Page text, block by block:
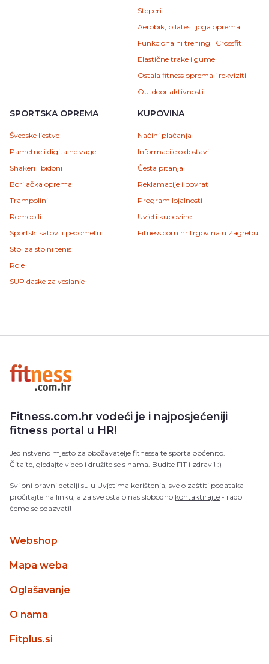
Steperi
Aerobik, pilates i joga oprema
Funkcionalni trening i Crossfit
Elastične trake i gume
Ostala fitness oprema i rekviziti
Outdoor aktivnosti
SPORTSKA OPREMA
Švedske ljestve
Pametne i digitalne vage
Shakeri i bidoni
Borilačka oprema
Trampolini
Romobili
Sportski satovi i pedometri
Stol za stolni tenis
Role
SUP daske za veslanje
KUPOVINA
Načini plaćanja
Informacije o dostavi
Česta pitanja
Reklamacije i povrat
Program lojalnosti
Uvjeti kupovine
Fitness.com.hr trgovina u Zagrebu
Fitness.com.hr vodeći je i najposjećeniji
fitness portal u HR!
Jedinstveno mjesto za obožavatelje fitnessa te sporta općenito.
Čitajte, gledajte video i družite se s nama. Budite FIT i zdravi! :)
Svi oni pravni detalji su u Uvjetima korištenja, sve o zaštiti podataka
pročitajte na linku, a za sve ostalo nas slobodno kontaktirajte - rado
ćemo se odazvati!
Webshop
Mapa weba
Oglašavanje
O nama
Fitplus.si